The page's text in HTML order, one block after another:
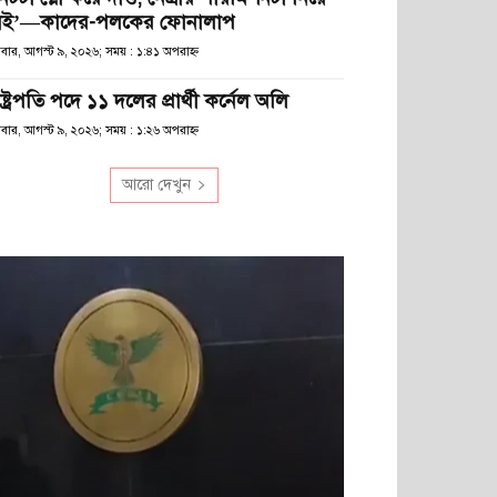
পলকের ফোনালাপ
আগস্ট ৯, ২০২৬; সময় : ১:৪১ অপরাহ্ণ
পদে ১১ দলের প্রার্থী কর্নেল অলি
আগস্ট ৯, ২০২৬; সময় : ১:২৬ অপরাহ্ণ
আরো দেখুন